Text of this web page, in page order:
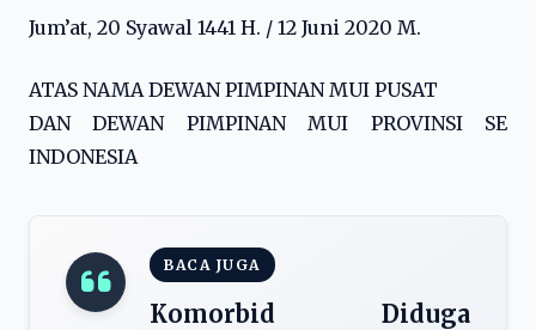
Jum’at, 20 Syawal 1441 H. / 12 Juni 2020 M.
ATAS NAMA DEWAN PIMPINAN MUI PUSAT
DAN DEWAN PIMPINAN MUI PROVINSI SE
INDONESIA
BACA JUGA
Komorbid Diduga